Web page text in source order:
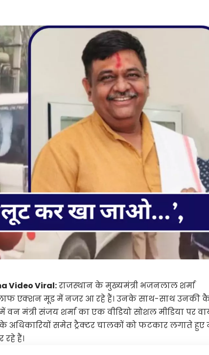
Video Viral:राजस्थान के मुख्यमंत्री भजनलाल शर्मा
एक्शन मूड में नजर आ रहे हैं। उनके साथ-साथ उनकी
वन मंत्री संजय शर्मा का एक वीडियो सोशल मीडिया पर
के अधिकारियों समेत ट्रैक्टर चालकों को फटकार लगाते
हैं।